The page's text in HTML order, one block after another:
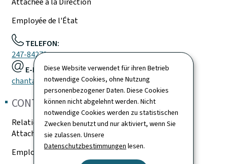
Diese Website verwendet für ihren Betrieb
notwendige Cookies, ohne Nutzung
personenbezogener Daten. Diese Cookies
können nicht abgelehnt werden. Nicht
notwendige Cookies werden zu statistischen
Zwecken benutzt und nur aktiviert, wenn Sie
sie zulassen. Unsere
Datenschutzbestimmungen lesen.
Employée de l'État
TELEFON:
247-84278
E-MAIL:
chantal.haas@statec.etat.lu
CONTROGUERRADelia
Relations publiques
Attachée à la Direction
Employée de l'État